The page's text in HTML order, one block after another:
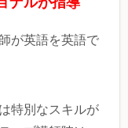
が英語を英語で
特別なスキルが